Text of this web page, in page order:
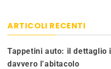
ARTICOLI RECENTI
Tappetini auto: il dettaglio
davvero l’abitacolo